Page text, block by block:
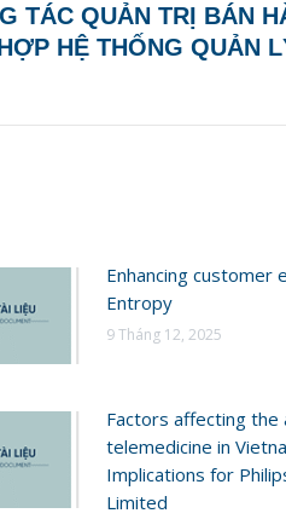
TÁC QUẢN TRỊ BÁN
HỆ THỐNG QUẢN
Enhancing customer
Entropy
9 Tháng 12, 2025
Factors affecting the
telemedicine in
Implications for
Limited